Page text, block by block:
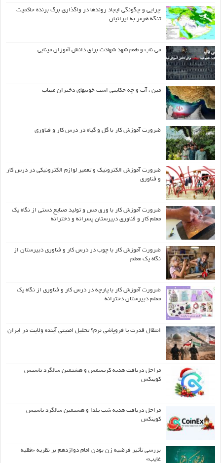
چرایی و چگونگی ایجاد روندها در واگذاری برگ برنده حاکمیت
تنگه هرمز به ایرانیان
می ناب و طعم شهد شهادت برای دانش آموزان مینابی
مین ، آب و چه حکایتی است خونبهای دختران میناب
ضرورت آموزش کار با گل و گیاه در درس کار و فناوری
ضرورت آموزش الکترونیک و تعمیر لوازم الکترونیکی در درس کار
و فناوری
ضرورت آموزش کار با ورق مس و تولید صنایع دستی از نگاه یک
معلم کار و فناوری دبیرستان پسرانه و دخترانه
ضرورت آموزش کار با چوب در درس کار و فناوری دبیرستان از
نگاه یک معلم
ضرورت آموزش کار با پارچه در درس کار و فناوری از نگاه یک
معلم دبیرستان دخترانه
انتقال قدرت یا فروپاشی نرم؟ تحلیل امنیتی آینده ولایت در ایران
مراحل دریافت هدیه کریسمس و هشتمین سالگرد تاسیس
کوینکس
مراحل دریافت هدیه شب یلدا و هشتمین سالگرد تاسیس
کوینکس
بررسی تأثیر فرضیه زن بودن امام دوازدهم بر نظریه «فقیه
غایب»